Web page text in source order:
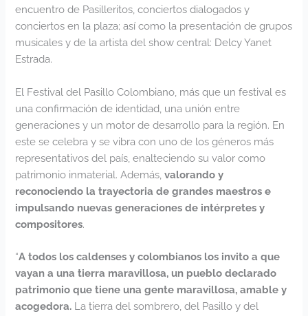
encuentro de Pasilleritos, conciertos dialogados y
conciertos en la plaza; así como la presentación de grupos
musicales y de la artista del show central: Delcy Yanet
Estrada.
El Festival del Pasillo Colombiano, más que un festival es
una confirmación de identidad, una unión entre
generaciones y un motor de desarrollo para la región. En
este se celebra y se vibra con uno de los géneros más
representativos del país, enalteciendo su valor como
patrimonio inmaterial. Además,valorando y
reconociendo la trayectoria de grandes maestros e
impulsando nuevas generaciones de intérpretes y
compositores.
“A todos los caldenses y colombianos los invito a que
vayan a una tierra maravillosa, un pueblo declarado
patrimonio que tiene una gente maravillosa, amable y
acogedora. La tierra del sombrero, del Pasillo y del